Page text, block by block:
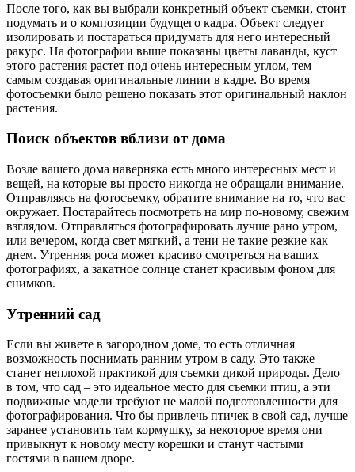
После того, как вы выбрали конкретный объект съемки, стоит
подумать и о композиции будущего кадра. Объект следует
изолировать и постараться придумать для него интересный
ракурс. На фотографии выше показаны цветы лаванды, куст
этого растения растет под очень интересным углом, тем
самым создавая оригинальные линии в кадре. Во время
фотосъемки было решено показать этот оригинальный наклон
растения.
Поиск объектов вблизи от дома
Возле вашего дома наверняка есть много интересных мест и
вещей, на которые вы просто никогда не обращали внимание.
Отправляясь на фотосъемку, обратите внимание на то, что вас
окружает. Постарайтесь посмотреть на мир по-новому, свежим
взглядом. Отправляться фотографировать лучше рано утром,
или вечером, когда свет мягкий, а тени не такие резкие как
днем. Утренняя роса может красиво смотреться на ваших
фотографиях, а закатное солнце станет красивым фоном для
снимков.
Утренний сад
Если вы живете в загородном доме, то есть отличная
возможность поснимать ранним утром в саду. Это также
станет неплохой практикой для съемки дикой природы. Дело
в том, что сад – это идеальное место для съемки птиц, а эти
подвижные модели требуют не малой подготовленности для
фотографирования. Что бы привлечь птичек в свой сад, лучше
заранее установить там кормушку, за некоторое время они
привыкнут к новому месту корешки и станут частыми
гостями в вашем дворе.